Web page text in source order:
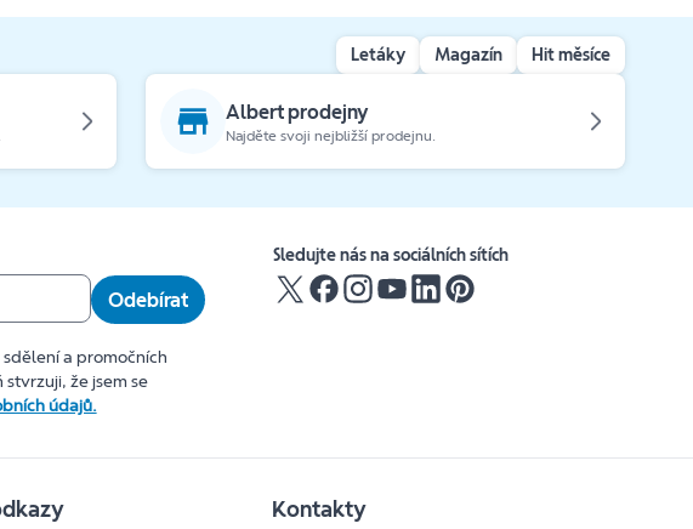
Letáky Magazín Hit měsíce
Albert prodejny
Najděte svoji nejbližší prodejnu.
Odebírat
a promočních
že jsem se
údajů.
Sledujte nás na sociálních sítích
Kontakty